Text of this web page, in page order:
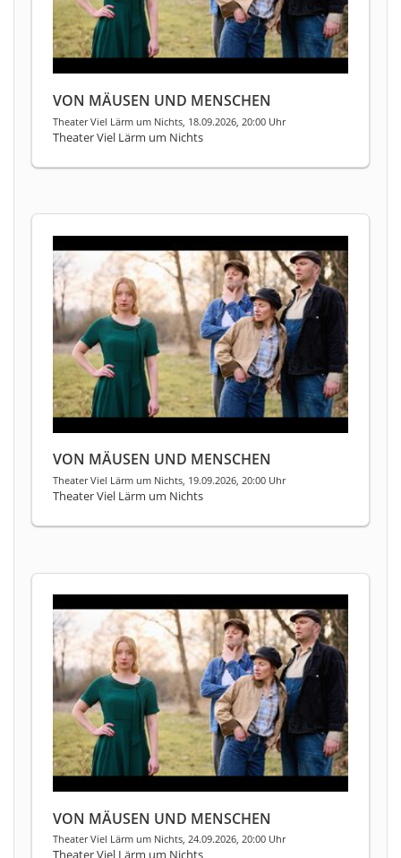
VON MÄUSEN UND MENSCHEN
Theater Viel Lärm um Nichts, 18.09.2026, 20:00 Uhr
Theater Viel Lärm um Nichts
VON MÄUSEN UND MENSCHEN
Theater Viel Lärm um Nichts, 19.09.2026, 20:00 Uhr
Theater Viel Lärm um Nichts
VON MÄUSEN UND MENSCHEN
Theater Viel Lärm um Nichts, 24.09.2026, 20:00 Uhr
Theater Viel Lärm um Nichts